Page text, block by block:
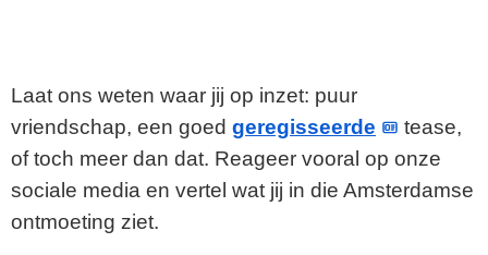
Laat ons weten waar jij op inzet: puur
vriendschap, een goed geregisseerde
tease,
of toch meer dan dat. Reageer vooral op onze
sociale media en vertel wat jij in die Amsterdamse
ontmoeting ziet.